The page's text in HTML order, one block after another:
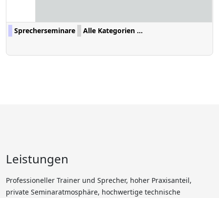
Sprecherseminare Alle Kategorien ...
Leistungen
Professioneller Trainer und Sprecher, hoher Praxisanteil,
private Seminaratmosphäre, hochwertige technische